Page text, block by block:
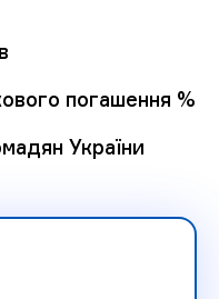
погашення %
України